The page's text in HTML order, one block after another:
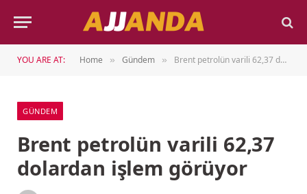
YOU ARE AT: Home » Gündem » Brent petrolün varili 62,37 dolardan işlem görüyor
GÜNDEM
Brent petrolün varili 62,37
dolardan işlem görüyor